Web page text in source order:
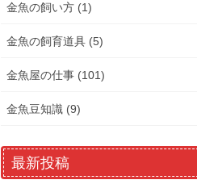
金魚の飼い方 (1)
金魚の飼育道具 (5)
金魚屋の仕事 (101)
金魚豆知識 (9)
最新投稿